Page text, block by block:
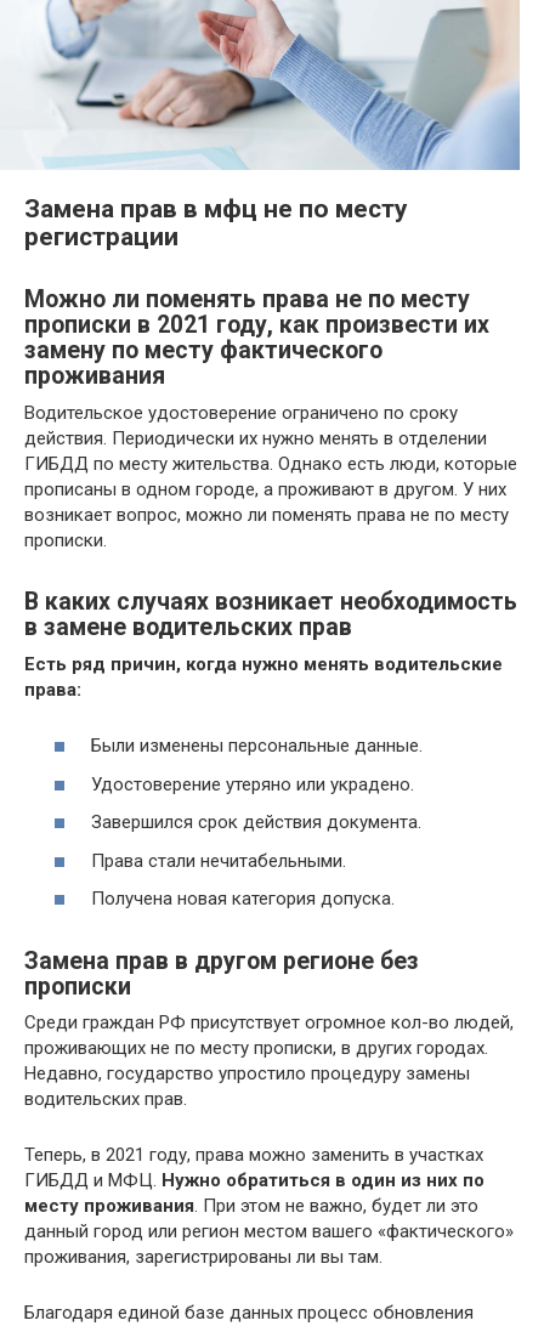
Замена прав в мфц не по месту
регистрации
Можно ли поменять права не по месту
прописки в 2021 году, как произвести их
замену по месту фактического
проживания
Водительское удостоверение ограничено по сроку
действия. Периодически их нужно менять в отделении
ГИБДД по месту жительства. Однако есть люди, которые
прописаны в одном городе, а проживают в другом. У них
возникает вопрос, можно ли поменять права не по месту
прописки.
В каких случаях возникает необходимость
в замене водительских прав
Есть ряд причин, когда нужно менять водительские
права:
Были изменены персональные данные.
Удостоверение утеряно или украдено.
Завершился срок действия документа.
Права стали нечитабельными.
Получена новая категория допуска.
Замена прав в другом регионе без
прописки
Среди граждан РФ присутствует огромное кол-во людей,
проживающих не по месту прописки, в других городах.
Недавно, государство упростило процедуру замены
водительских прав.
Теперь, в 2021 году, права можно заменить в участках
ГИБДД и МФЦ. Нужно обратиться в один из них по
месту проживания. При этом не важно, будет ли это
данный город или регион местом вашего «фактического»
проживания, зарегистрированы ли вы там.
Благодаря единой базе данных процесс обновления